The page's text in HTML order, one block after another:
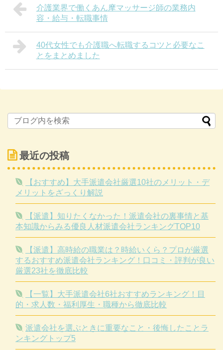
介護業界で働くあん摩マッサージ師の業務内
容・給与・転職事情
40代女性でも介護職へ転職するコツと必要なこ
とをまとめました
最近の投稿
【おすすめ】大手派遣会社厳選10社のメリット・デ
メリットをざっくり解説
【派遣】知りたくなかった！派遣会社の裏事情と基
本知識からみる優良人材派遣会社ランキングTOP10
【派遣】高時給の職業は？時給いくら？プロが厳選
するおすすめ派遣会社ランキング！口コミ・評判が良い
厳選23社を徹底比較
【一覧】大手派遣会社6社おすすめランキング！目
的・求人数・福利厚生・職種から徹底比較
派遣会社を選ぶときに重要なこと・後悔したことラ
ンキングトップ5